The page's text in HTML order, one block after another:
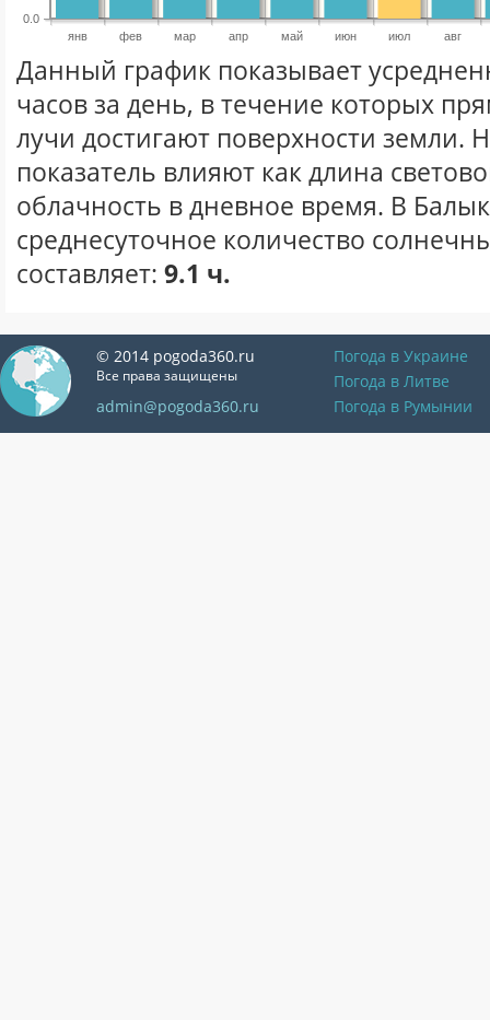
янв фев мар апр май июн июл авг
0.0
Данный график показывает
часов за день, в течение которых
лучи достигают поверхности земли.
показатель влияют как длина
облачность в дневное время. В
среднесуточное количество
составляет: 9.1 ч.
© 2014 pogoda360.ru
Все права защищены
admin@pogoda360.ru
Погода в Украине
Погода в Литве
Погода в Румынии